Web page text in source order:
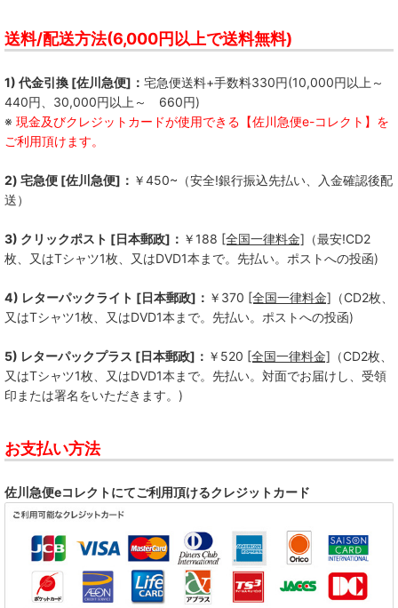
送料/配送方法(6,000円以上で送料無料)
1) 代金引換 [佐川急便]： 宅急便送料+手数料330円(10,000円以上～
440円、30,000円以上～ 660円)
※ 現金及びクレジットカードが使用できる【佐川急便e-コレクト】を
ご利用頂けます。
2) 宅急便 [佐川急便]： ￥450~（安全!銀行振込先払い、入金確認後配
送）
3) クリックポスト [日本郵政]： ￥188 [全国一律料金] （最安!CD2
枚、又はTシャツ1枚、又はDVD1本まで。先払い。ポストへの投函)
4) レターパックライト [日本郵政]： ￥370 [全国一律料金] （CD2枚、
又はTシャツ1枚、又はDVD1本まで。先払い。ポストへの投函)
5) レターパックプラス [日本郵政]： ￥520 [全国一律料金] （CD2枚、
又はTシャツ1枚、又はDVD1本まで。先払い。対面でお届けし、受領
印または署名をいただきます。)
お支払い方法
佐川急便eコレクトにてご利用頂けるクレジットカード